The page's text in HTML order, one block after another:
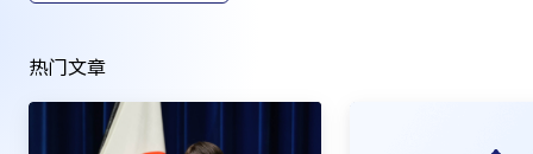
热门文章